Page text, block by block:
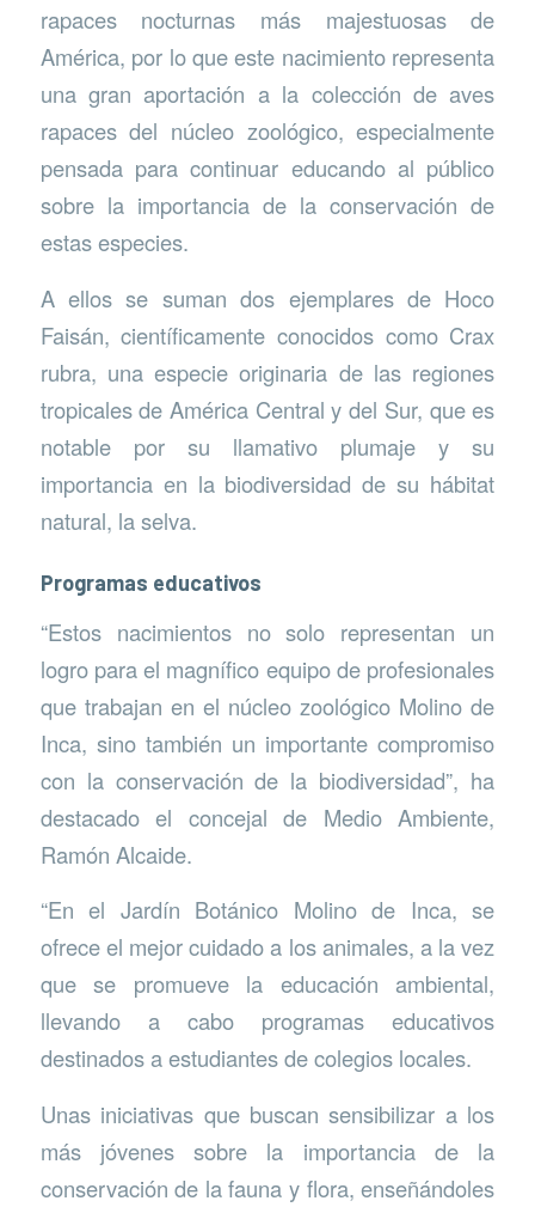
rapaces nocturnas más majestuosas de
América, por lo que este nacimiento representa
una gran aportación a la colección de aves
rapaces del núcleo zoológico, especialmente
pensada para continuar educando al público
sobre la importancia de la conservación de
estas especies.
A ellos se suman dos ejemplares de Hoco
Faisán, científicamente conocidos como Crax
rubra, una especie originaria de las regiones
tropicales de América Central y del Sur, que es
notable por su llamativo plumaje y su
importancia en la biodiversidad de su hábitat
natural, la selva.
Programas educativos
“Estos nacimientos no solo representan un
logro para el magnífico equipo de profesionales
que trabajan en el núcleo zoológico Molino de
Inca, sino también un importante compromiso
con la conservación de la biodiversidad”, ha
destacado el concejal de Medio Ambiente,
Ramón Alcaide.
“En el Jardín Botánico Molino de Inca, se
ofrece el mejor cuidado a los animales, a la vez
que se promueve la educación ambiental,
llevando a cabo programas educativos
destinados a estudiantes de colegios locales.
Unas iniciativas que buscan sensibilizar a los
más jóvenes sobre la importancia de la
conservación de la fauna y flora, enseñándoles